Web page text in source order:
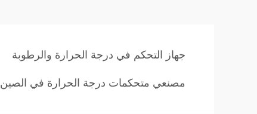
جهاز التحكم في درجة الحرارة والرطوبة
مصنعي متحكمات درجة الحرارة في الصين